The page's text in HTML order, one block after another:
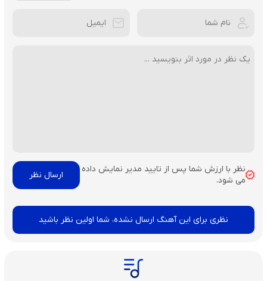
نظر با ارزش شما پس از تایید مدیر نمایش داده
می شود.
نظری برای این آهنگ ارسال نشده، شما اولین نظر باشید